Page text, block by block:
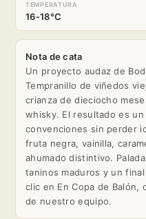
TEMPERATURA
16-18°C
Nota de cata
Un proyecto audaz de
Tempranillo de viñedos
crianza de dieciocho
whisky. El resultado es
convenciones sin perder
fruta negra, vainilla,
ahumado distintivo.
taninos maduros y un
clic en En Copa de Balón,
de nuestro equipo.